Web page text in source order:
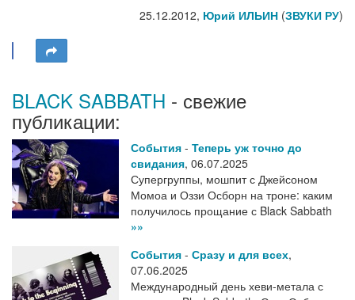
25.12.2012, Юрий ИЛЬИН (ЗВУКИ РУ)
BLACK SABBATH - свежие
публикации:
События - Теперь уж точно до
свидания, 06.07.2025
Супергруппы, мошпит с Джейсоном
Момоа и Оззи Осборн на троне: каким
получилось прощание с Black Sabbath
»»
События - Сразу и для всех,
07.06.2025
Международный день хеви-метала с